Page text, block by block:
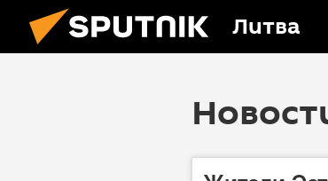
Литва